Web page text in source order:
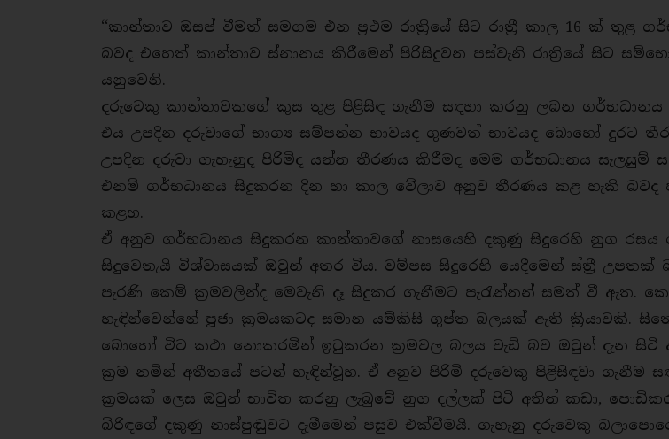
‘‘කාන්තාව ඔසප් වීමත් සමගම එන ප්‍රථම රාත්‍රියේ සිට රාත්‍රී කාල 16 ක් තුළ
බවද එහෙත් කාන්තාව ස්නානය කිරීමෙන් පිරිසිදුවන පස්වැනි රාත්‍රියේ සිට
යනුවෙනි.
දරුවෙකු කාන්තාවකගේ කුස තුළ පිළිසිඳ ගැනීම සඳහා කරනු ලබන ගර්භධානය
එය උපදින දරුවාගේ භාග්‍ය සම්පන්න භාවයද ගුණවත් භාවයද බොහෝ දුරට
උපදින දරුවා ගැහැනුද පිරිමිද යන්න තීරණය කිරීමද මෙම ගර්භධානය සැලසුම්
එනම් ගර්භධානය සිදුකරන දින හා කාල වේලාව අනුව තීරණය කළ හැකි බවද
කළහ.
ඒ අනුව ගර්භධානය සිදුකරන කාන්තාවගේ නාසයෙහි දකුණු සිදුරෙහි නුග
සිදුවෙතැයි විශ්වාසයක් ඔවුන් අතර විය. වම්පස සිදුරෙහි යෙදීමෙන් ස්ත්‍රී
පැරණි කෙම් ක්‍රමවලින්ද මෙවැනි දෑ සිදුකර ගැනීමට පැරැන්නන් සමත් වී ඇත.
හැඳින්වෙන්නේ පූජා ක්‍රමයකටද සමාන යම්කිසි ගුප්ත බලයක් ඇති ක්‍රියාවකි.
බොහෝ විට කථා නොකරමින් ඉටුකරන ක්‍රමවල බලය වැඩි බව ඔවුන් දැන සිටි
ක්‍රම නමින් අතීතයේ පටන් හැඳින්වූහ. ඒ අනුව පිරිමි දරුවෙකු පිළිසිඳවා ගැනීම
ක්‍රමයක් ලෙස ඔවුන් භාවිත කරනු ලැබුවේ නුග දල්ලක් පිටි අතින් කඩා,
බිරිඳගේ දකුණු නාස්පුඬුවට දැමීමෙන් පසුව එක්වීමයි. ගැහැනු දරුවෙකු